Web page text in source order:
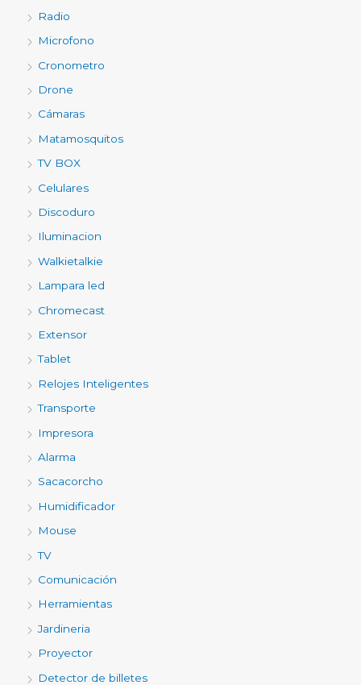
Radio
Microfono
Cronometro
Drone
Cámaras
Matamosquitos
TV BOX
Celulares
Discoduro
Iluminacion
Walkietalkie
Lampara led
Chromecast
Extensor
Tablet
Relojes Inteligentes
Transporte
Impresora
Alarma
Sacacorcho
Humidificador
Mouse
TV
Comunicación
Herramientas
Jardineria
Proyector
Detector de billetes